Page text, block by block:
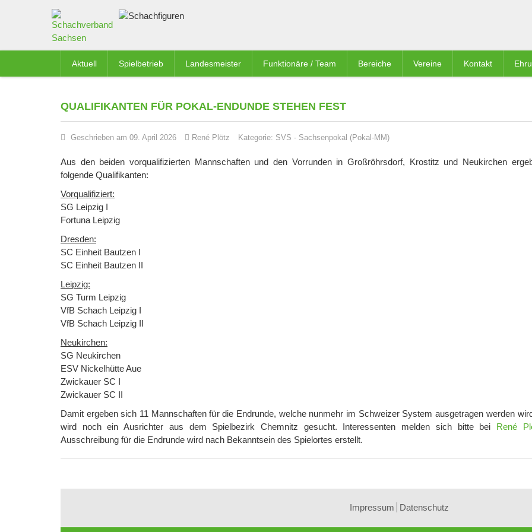
Aktuell Spielbetrieb Landesmeister Funktionäre / Team Bereiche Vereine Kontakt
QUALIFIKANTEN FÜR POKAL-ENDUNDE STEHEN FEST
Geschrieben am 09. April 2026 René Plötz Kategorie: SVS - Sachsenpokal (Pokal-MM)
Aus den beiden vorqualifizierten Mannschaften und den Vorrunden in Großröhrsdorf, Krostitz und Neukirchen
folgende Qualifikanten:
Vorqualifiziert:
SG Leipzig I
Fortuna Leipzig
Dresden:
SC Einheit Bautzen I
SC Einheit Bautzen II
Leipzig:
SG Turm Leipzig
VfB Schach Leipzig I
VfB Schach Leipzig II
Neukirchen:
SG Neukirchen
ESV Nickelhütte Aue
Zwickauer SC I
Zwickauer SC II
Damit ergeben sich 11 Mannschaften für die Endrunde, welche nunmehr im Schweizer System ausgetragen werden
wird noch ein Ausrichter aus dem Spielbezirk Chemnitz gesucht. Interessenten melden sich bitte bei René
Ausschreibung für die Endrunde wird nach Bekanntsein des Spielortes erstellt.
Impressum Datenschutz